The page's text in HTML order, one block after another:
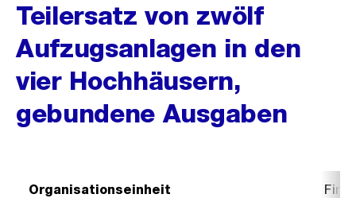
Teilersatz von zwölf
Aufzugsanlagen in den
vier Hochhäusern,
gebundene Ausgaben
Organisationseinheit